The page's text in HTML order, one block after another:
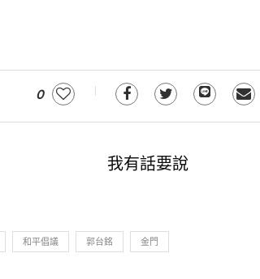
0
我有話要說
和平倡議 郭台銘 金門